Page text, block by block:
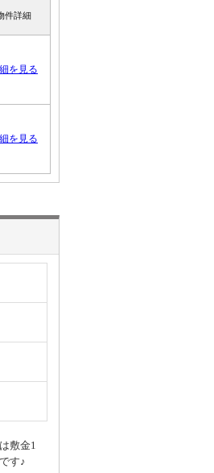
件詳細
を見る
を見る
敷金1
す♪